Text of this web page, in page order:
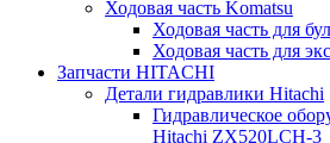
Ходовая часть Komatsu
Ходовая часть для
Ходовая часть для
Запчасти HITACHI
Детали гидравлики Hitachi
Гидравлическое
Hitachi ZX520LCH-3